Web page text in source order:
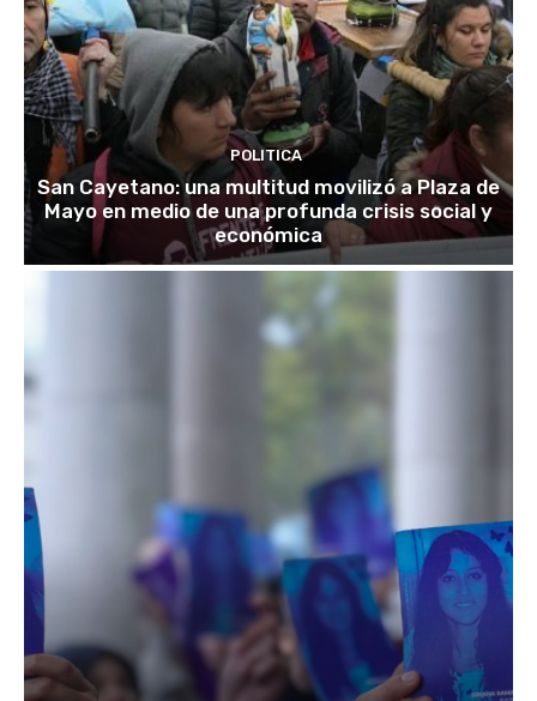
POLITICA
San Cayetano: una multitud movilizó a Plaza de
Mayo en medio de una profunda crisis social y
económica